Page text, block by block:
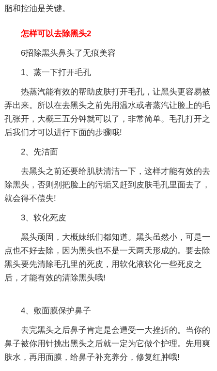
脂和控油是关键。
怎样可以去除黑头2
6招除黑头鼻头了无痕美容
1、蒸一下打开毛孔
热蒸汽能有效的帮助皮肤打开毛孔，让黑头更容易被
弄出来。所以在去黑头之前先用温水或者蒸汽让脸上的毛
孔张开，大概三五分钟就可以了，非常简单。毛孔打开之
后我们才可以进行下面的步骤哦!
2、先洁面
去黑头之前还要给肌肤清洁一下，这样才能有效的去
除黑头，否则别把脸上的污垢又赶到皮肤毛孔里面去了，
就会得不偿失!
3、软化死皮
黑头顽固，大概妹纸们都知道。黑头虽然小，可是一
点也不好去除，因为黑头也不是一天两天形成的。要去除
黑头要先清除毛孔里的死皮，用软化液软化一些死皮之
后，才能有效的清除黑头哦!
4、敷面膜保护鼻子
去完黑头之后鼻子肯定是会遭受一大挫折的。当你的
鼻子被你用针挑出黑头之后就一定为它做个护理。先用爽
肤水，再用面膜，给鼻子补充养分，修复红肿哦!